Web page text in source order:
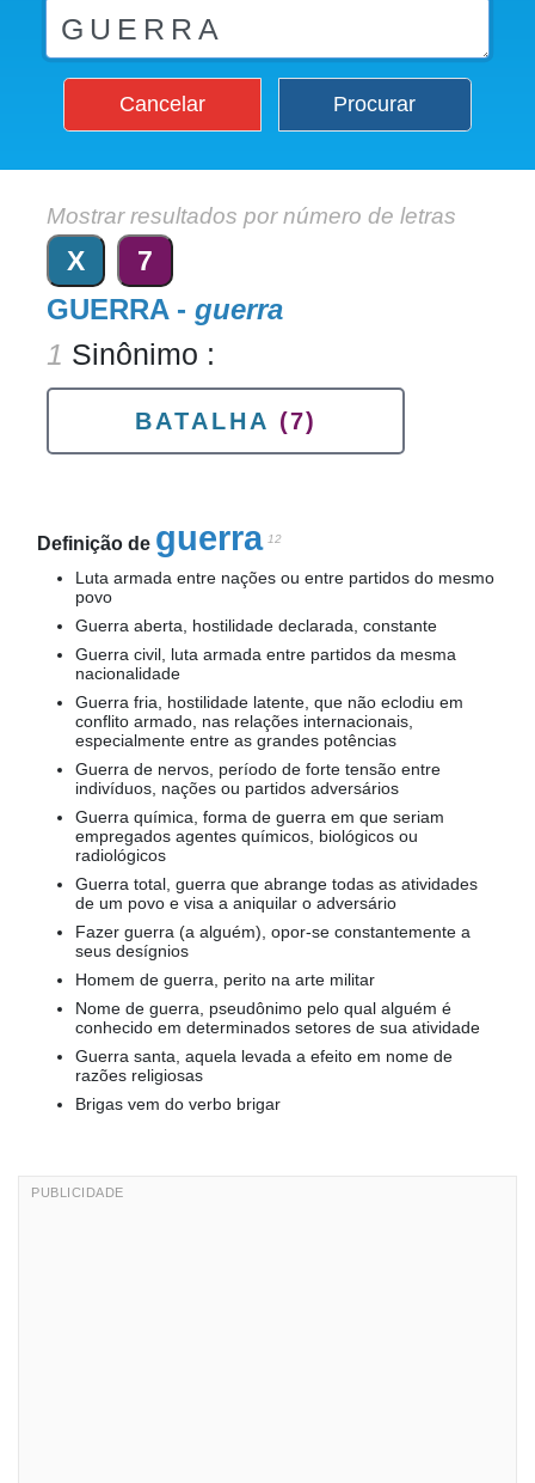
Cancelar Procurar
Mostrar resultados por número de letras
X 7
GUERRA - guerra
1 Sinônimo :
BATALHA (7)
Definição de guerra 12
Luta armada entre nações ou entre partidos do mesmo
povo
Guerra aberta, hostilidade declarada, constante
Guerra civil, luta armada entre partidos da mesma
nacionalidade
Guerra fria, hostilidade latente, que não eclodiu em
conflito armado, nas relações internacionais,
especialmente entre as grandes potências
Guerra de nervos, período de forte tensão entre
indivíduos, nações ou partidos adversários
Guerra química, forma de guerra em que seriam
empregados agentes químicos, biológicos ou
radiológicos
Guerra total, guerra que abrange todas as atividades
de um povo e visa a aniquilar o adversário
Fazer guerra (a alguém), opor-se constantemente a
seus desígnios
Homem de guerra, perito na arte militar
Nome de guerra, pseudônimo pelo qual alguém é
conhecido em determinados setores de sua atividade
Guerra santa, aquela levada a efeito em nome de
razões religiosas
Brigas vem do verbo brigar